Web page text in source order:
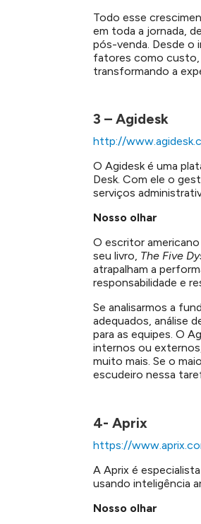
Todo esse
em toda a jornada,
pós-venda. Desde o
fatores como custo,
transformando a
3 – Agidesk
http://
O Agidesk é uma
Desk. Com ele o
serviços
Nosso olhar
O escritor
seu livro, The Five
atrapalham a
responsabilidade e
Se analisarmos a
adequados, análise
para as equipes. O
internos ou
muito mais. Se o
escudeiro nessa
4- Aprix
https://
A Aprix é
usando inteligência
Nosso olhar